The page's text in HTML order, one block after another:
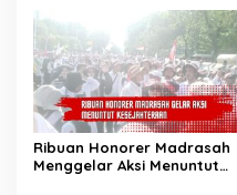
Ribuan Honorer Madrasah
Menggelar Aksi Menuntut